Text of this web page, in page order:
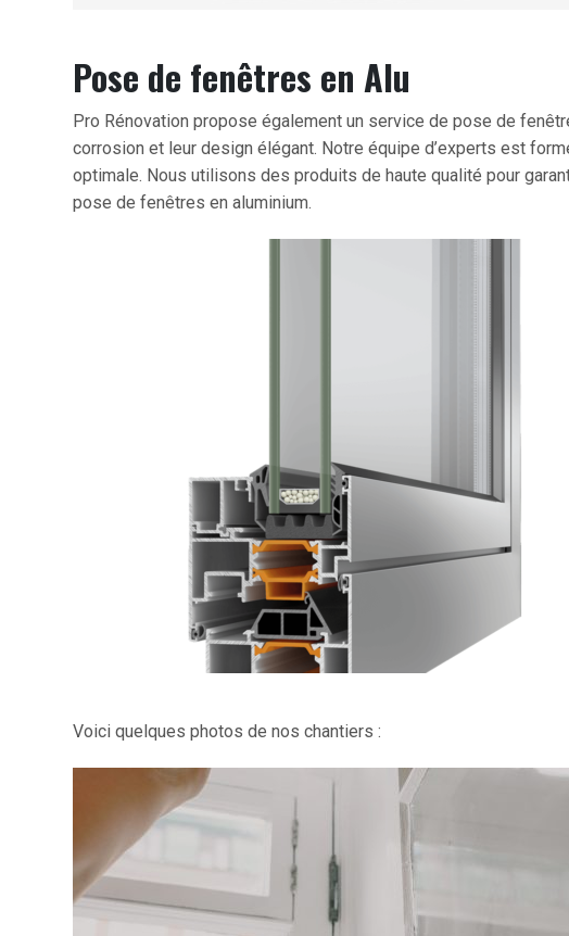
Pose de fenêtres en Alu
Pro Rénovation propose également un service de pose de
corrosion et leur design élégant. Notre équipe d’experts est
optimale. Nous utilisons des produits de haute qualité pour
pose de fenêtres en aluminium.
Voici quelques photos de nos chantiers :